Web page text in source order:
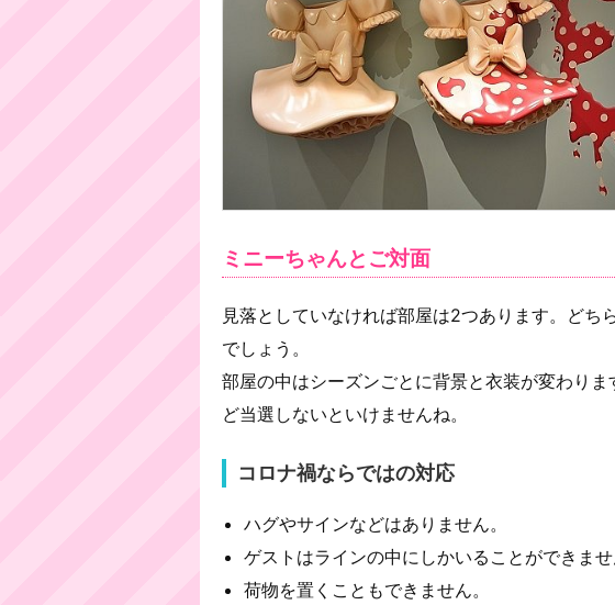
ミニーちゃんとご対面
見落としていなければ部屋は2つあります。どち
でしょう。
部屋の中はシーズンごとに背景と衣装が変わり
ど当選しないといけませんね。
コロナ禍ならではの対応
ハグやサインなどはありません。
ゲストはラインの中にしかいることができませ
荷物を置くこともできません。